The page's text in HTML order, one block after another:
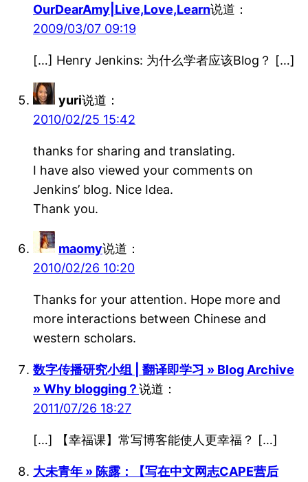
OurDearAmy|Live,Love,Learn说道：
2009/03/07 09:19
[…] Henry Jenkins: 为什么学者应该Blog？ […]
yuri说道：
2010/02/25 15:42
thanks for sharing and translating.
I have also viewed your comments on
Jenkins’ blog. Nice Idea.
Thank you.
maomy说道：
2010/02/26 10:20
Thanks for your attention. Hope more and
more interactions between Chinese and
western scholars.
数字传播研究小组 | 翻译即学习 » Blog Archive
» Why blogging？说道：
2011/07/26 18:27
[…] 【幸福课】常写博客能使人更幸福？ […]
大未青年 » 陈露：【写在中文网志CAPE营后